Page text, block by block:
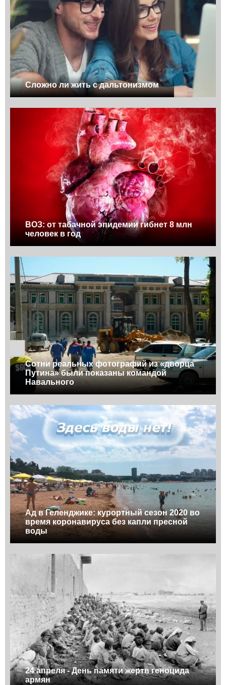
Сложно ли жить с дальтонизмом
ВОЗ: от табачной эпидемии гибнет 8 млн
человек в год
Сотни реальных фотографий из «дворца
Путина» были показаны командой
Навального
Ад в Геленджике: курортный сезон 2020 во
время коронавируса без капли пресной
воды
24 апреля - День памяти жертв геноцида
армян